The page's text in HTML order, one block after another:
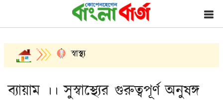
স্বাস্থ্য
ব্যায়াম ।। সুস্বাস্থ্যের গুরুত্বপূর্ণ অনুষঙ্গ